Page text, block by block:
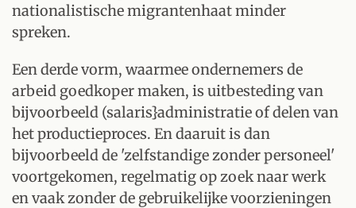
nationalistische migrantenhaat minder
spreken.
Een derde vorm, waarmee ondernemers de
arbeid goedkoper maken, is uitbesteding van
bijvoorbeeld (salaris}administratie of delen van
het productieproces. En daaruit is dan
bijvoorbeeld de 'zelfstandige zonder personeel'
voortgekomen, regelmatig op zoek naar werk
en vaak zonder de gebruikelijke voorzieningen